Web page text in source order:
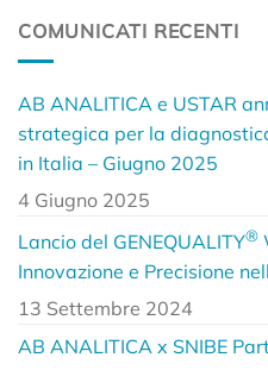
COMUNICATI RECENTI
AB ANALITICA e USTAR
strategica per la
in Italia – Giugno 2025
4 Giugno 2025
Lancio del GENEQUALITY®
Innovazione e Precisione
13 Settembre 2024
AB ANALITICA x SNIBE